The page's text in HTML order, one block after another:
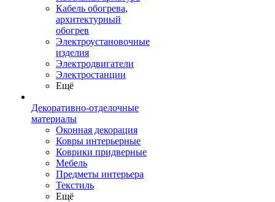
Кабель обогрева,
архитектурный
обогрев
Электроустановочные
изделия
Электродвигатели
Электростанции
Ещё
Декоративно-отделочные
материалы
Оконная декорация
Ковры интерьерные
Коврики придверные
Мебель
Предметы интерьера
Текстиль
Ещё